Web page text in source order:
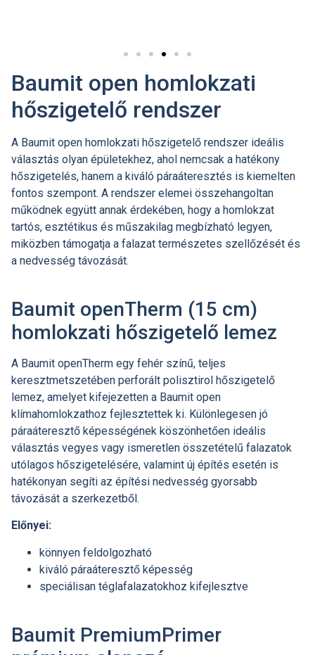
Baumit open homlokzati
hőszigetelő rendszer
A Baumit open homlokzati hőszigetelő rendszer ideális
választás olyan épületekhez, ahol nemcsak a hatékony
hőszigetelés, hanem a kiváló páraáteresztés is kiemelten
fontos szempont. A rendszer elemei összehangoltan
működnek együtt annak érdekében, hogy a homlokzat
tartós, esztétikus és műszakilag megbízható legyen,
miközben támogatja a falazat természetes szellőzését és
a nedvesség távozását.
Baumit openTherm (15 cm)
homlokzati hőszigetelő lemez
A Baumit openTherm egy fehér színű, teljes
keresztmetszetében perforált polisztirol hőszigetelő
lemez, amelyet kifejezetten a Baumit open
klímahomlokzathoz fejlesztettek ki. Különlegesen jó
páraáteresztő képességének köszönhetően ideális
választás vegyes vagy ismeretlen összetételű falazatok
utólagos hőszigetelésére, valamint új építés esetén is
hatékonyan segíti az építési nedvesség gyorsabb
távozását a szerkezetből.
Előnyei:
könnyen feldolgozható
kiváló páraáteresztő képesség
speciálisan téglafalazatokhoz kifejlesztve
Baumit PremiumPrimer